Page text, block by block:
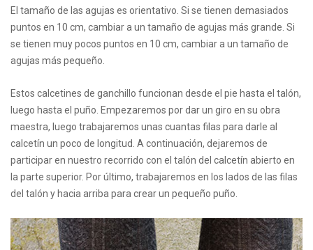
El tamaño de las agujas es orientativo. Si se tienen demasiados
puntos en 10 cm, cambiar a un tamaño de agujas más grande. Si
se tienen muy pocos puntos en 10 cm, cambiar a un tamaño de
agujas más pequeño.
Estos calcetines de ganchillo funcionan desde el pie hasta el talón,
luego hasta el puño. Empezaremos por dar un giro en su obra
maestra, luego trabajaremos unas cuantas filas para darle al
calcetín un poco de longitud. A continuación, dejaremos de
participar en nuestro recorrido con el talón del calcetín abierto en
la parte superior. Por último, trabajaremos en los lados de las filas
del talón y hacia arriba para crear un pequeño puño.